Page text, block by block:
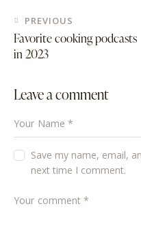
PREVIOUS
Favorite cooking podcasts
in 2023
Leave a comment
Save my name, email,
next time I comment.